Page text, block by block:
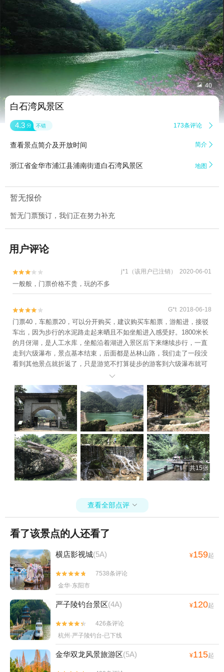
 40
白石湾风景区
4.3 分 不错 173条评论 
查看景点简介及开放时间 简介 
浙江省金华市浦江县浦南街道白石湾风景区 地图 
暂无报价
暂无门票预订，我们正在努力补充
用户评论

 j*1（该用户已注销） 2020-06-01
一般般，门票价格不贵，玩的不多

 G*t 2018-06-18
门票40，车船票20，可以分开购买，建议购买车船票，游船进，接驳
车出，因为步行的水泥路走起来晒且不如坐船进入感受好。1800米长
的月伢湖，是人工水库，坐船沿着湖进入景区后下来继续步行，一直
走到六级瀑布，景点基本结束，后面都是丛林山路，我们走了一段没
看到其他景点就折返了，只是游览不打算徒步的游客到六级瀑布就可
以返回了。上午9点半到中午12点半，我们慢慢悠悠逛了3小时。

共15张
查看全部点评 
看了该景点的人还看了
横店影视城(5A) ¥159起


7538条评论
金华·东阳市
严子陵钓台景区(4A) ¥120起


426条评论
杭州·严子陵钓台-已下线
金华双龙风景旅游区(5A) ¥115起